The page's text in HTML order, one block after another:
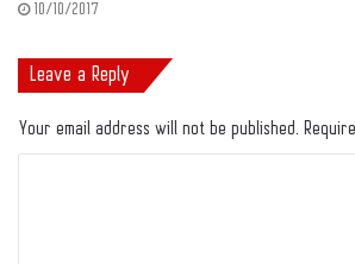
10/10/2017
Leave a Reply
Your email address will not be published.